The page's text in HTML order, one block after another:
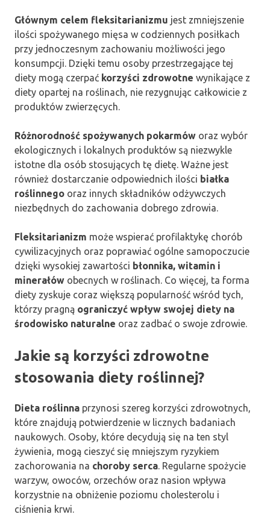
Głównym celem fleksitarianizmu jest zmniejszenie
ilości spożywanego mięsa w codziennych posiłkach
przy jednoczesnym zachowaniu możliwości jego
konsumpcji. Dzięki temu osoby przestrzegające tej
diety mogą czerpać korzyści zdrowotne wynikające z
diety opartej na roślinach, nie rezygnując całkowicie z
produktów zwierzęcych.
Różnorodność spożywanych pokarmów oraz wybór
ekologicznych i lokalnych produktów są niezwykle
istotne dla osób stosujących tę dietę. Ważne jest
również dostarczanie odpowiednich ilości białka
roślinnego oraz innych składników odżywczych
niezbędnych do zachowania dobrego zdrowia.
Fleksitarianizm może wspierać profilaktykę chorób
cywilizacyjnych oraz poprawiać ogólne samopoczucie
dzięki wysokiej zawartości błonnika, witamin i
minerałów obecnych w roślinach. Co więcej, ta forma
diety zyskuje coraz większą popularność wśród tych,
którzy pragną ograniczyć wpływ swojej diety na
środowisko naturalne oraz zadbać o swoje zdrowie.
Jakie są korzyści zdrowotne
stosowania diety roślinnej?
Dieta roślinna przynosi szereg korzyści zdrowotnych,
które znajdują potwierdzenie w licznych badaniach
naukowych. Osoby, które decydują się na ten styl
żywienia, mogą cieszyć się mniejszym ryzykiem
zachorowania na choroby serca . Regularne spożycie
warzyw, owoców, orzechów oraz nasion wpływa
korzystnie na obniżenie poziomu cholesterolu i
ciśnienia krwi.